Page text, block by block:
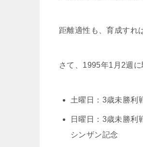
距離適性も、育成すれ
さて、1995年1月2週
土曜日：3歳未勝利
日曜日：3歳未勝利
シンザン記念